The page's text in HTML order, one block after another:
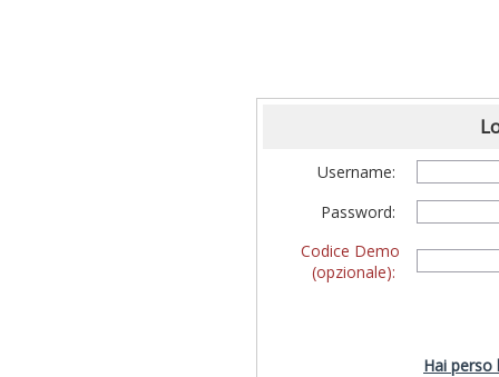
Username:
Password:
Codice Demo
(opzionale):
Hai perso